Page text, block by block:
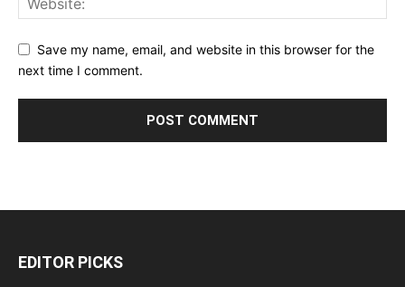
Save my name, email, and website in this browser for the
next time I comment.
EDITOR PICKS